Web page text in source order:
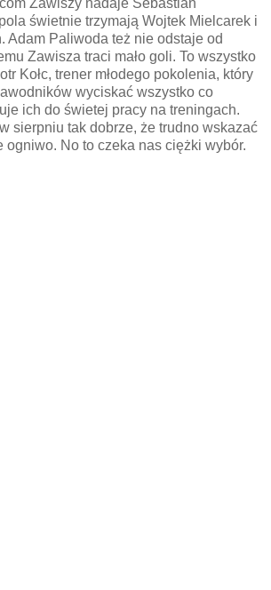
Zawiszy nadaje Sebastian
świetnie trzymają Wojtek Mielcarek i
Adam Paliwoda też nie odstaje od
Zawisza traci mało goli. To wszystko
Kołc, trener młodego pokolenia, który
wyciskać wszystko co
ich do świetej pracy na treningach.
sierpniu tak dobrze, że trudno wskazać
ogniwo. No to czeka nas ciężki wybór.